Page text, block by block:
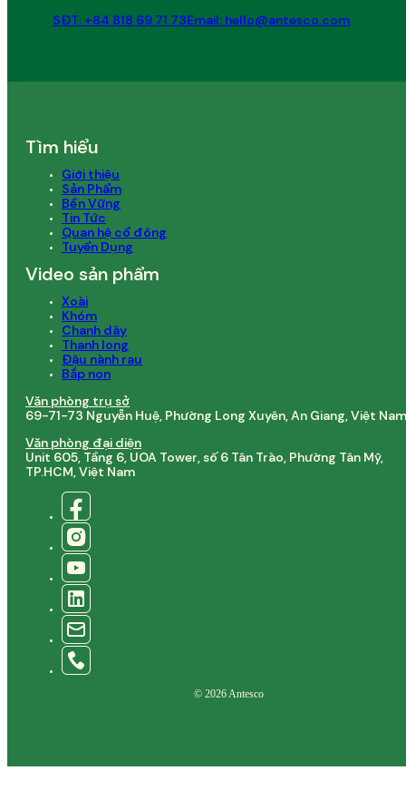
SĐT: +84 818 69 71 73Email: hello@antesco.com
Tìm hiểu
Giới thiệu
Sản Phẩm
Bền Vững
Tin Tức
Quan hệ cổ đông
Tuyển Dụng
Video sản phẩm
Xoài
Khóm
Chanh dây
Thanh long
Đậu nành rau
Bắp non
Văn phòng trụ sở
69-71-73 Nguyễn Huệ, Phường Long Xuyên, An Giang, Việt Nam
Văn phòng đại diện
Unit 605, Tầng 6, UOA Tower, số 6 Tân Trào, Phường Tân Mỹ,
TP.HCM, Việt Nam
© 2026 Antesco